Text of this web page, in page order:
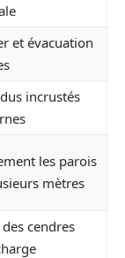
et évacuation
incrustés
les parois
mètres
cendres